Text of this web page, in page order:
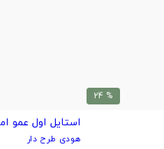
% 24
استایل اول عمو
هودی طرح دار